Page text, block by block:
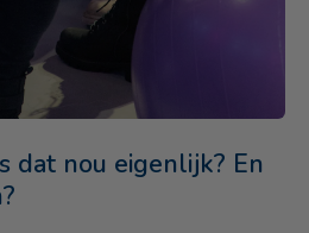
dat nou eigenlijk? En